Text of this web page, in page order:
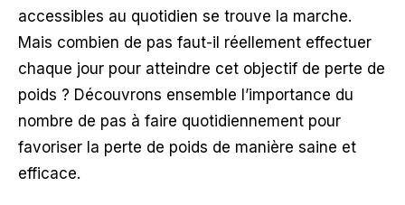
accessibles au quotidien se trouve la marche.
Mais combien de pas faut-il réellement effectuer
chaque jour pour atteindre cet objectif de perte de
poids ? Découvrons ensemble l’importance du
nombre de pas à faire quotidiennement pour
favoriser la perte de poids de manière saine et
efficace.